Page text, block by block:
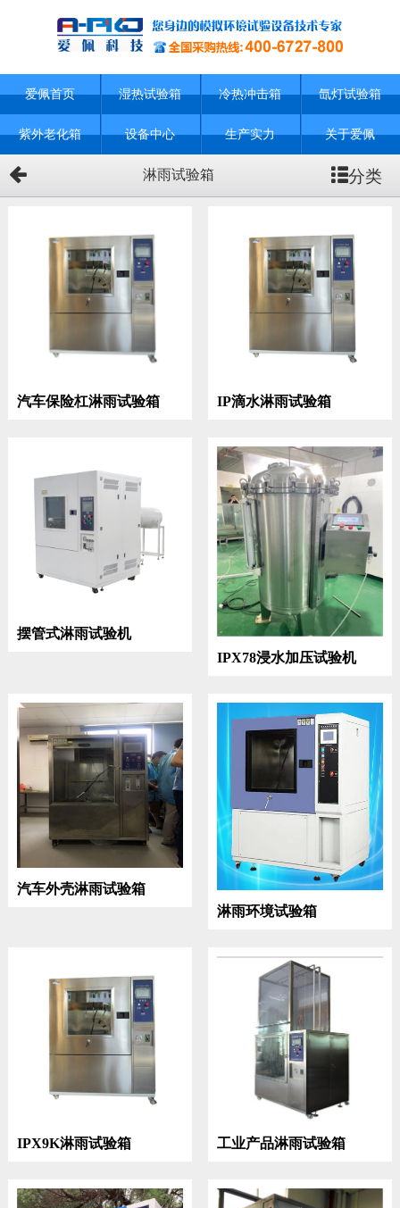
爱佩首页 湿热试验箱 冷热冲击箱 氙灯试验箱
紫外老化箱 设备中心 生产实力 关于爱佩
淋雨试验箱 分类
汽车保险杠淋雨试验箱 IP滴水淋雨试验箱
摆管式淋雨试验机
IPX78浸水加压试验机
汽车外壳淋雨试验箱
淋雨环境试验箱
IPX9K淋雨试验箱 工业产品淋雨试验箱